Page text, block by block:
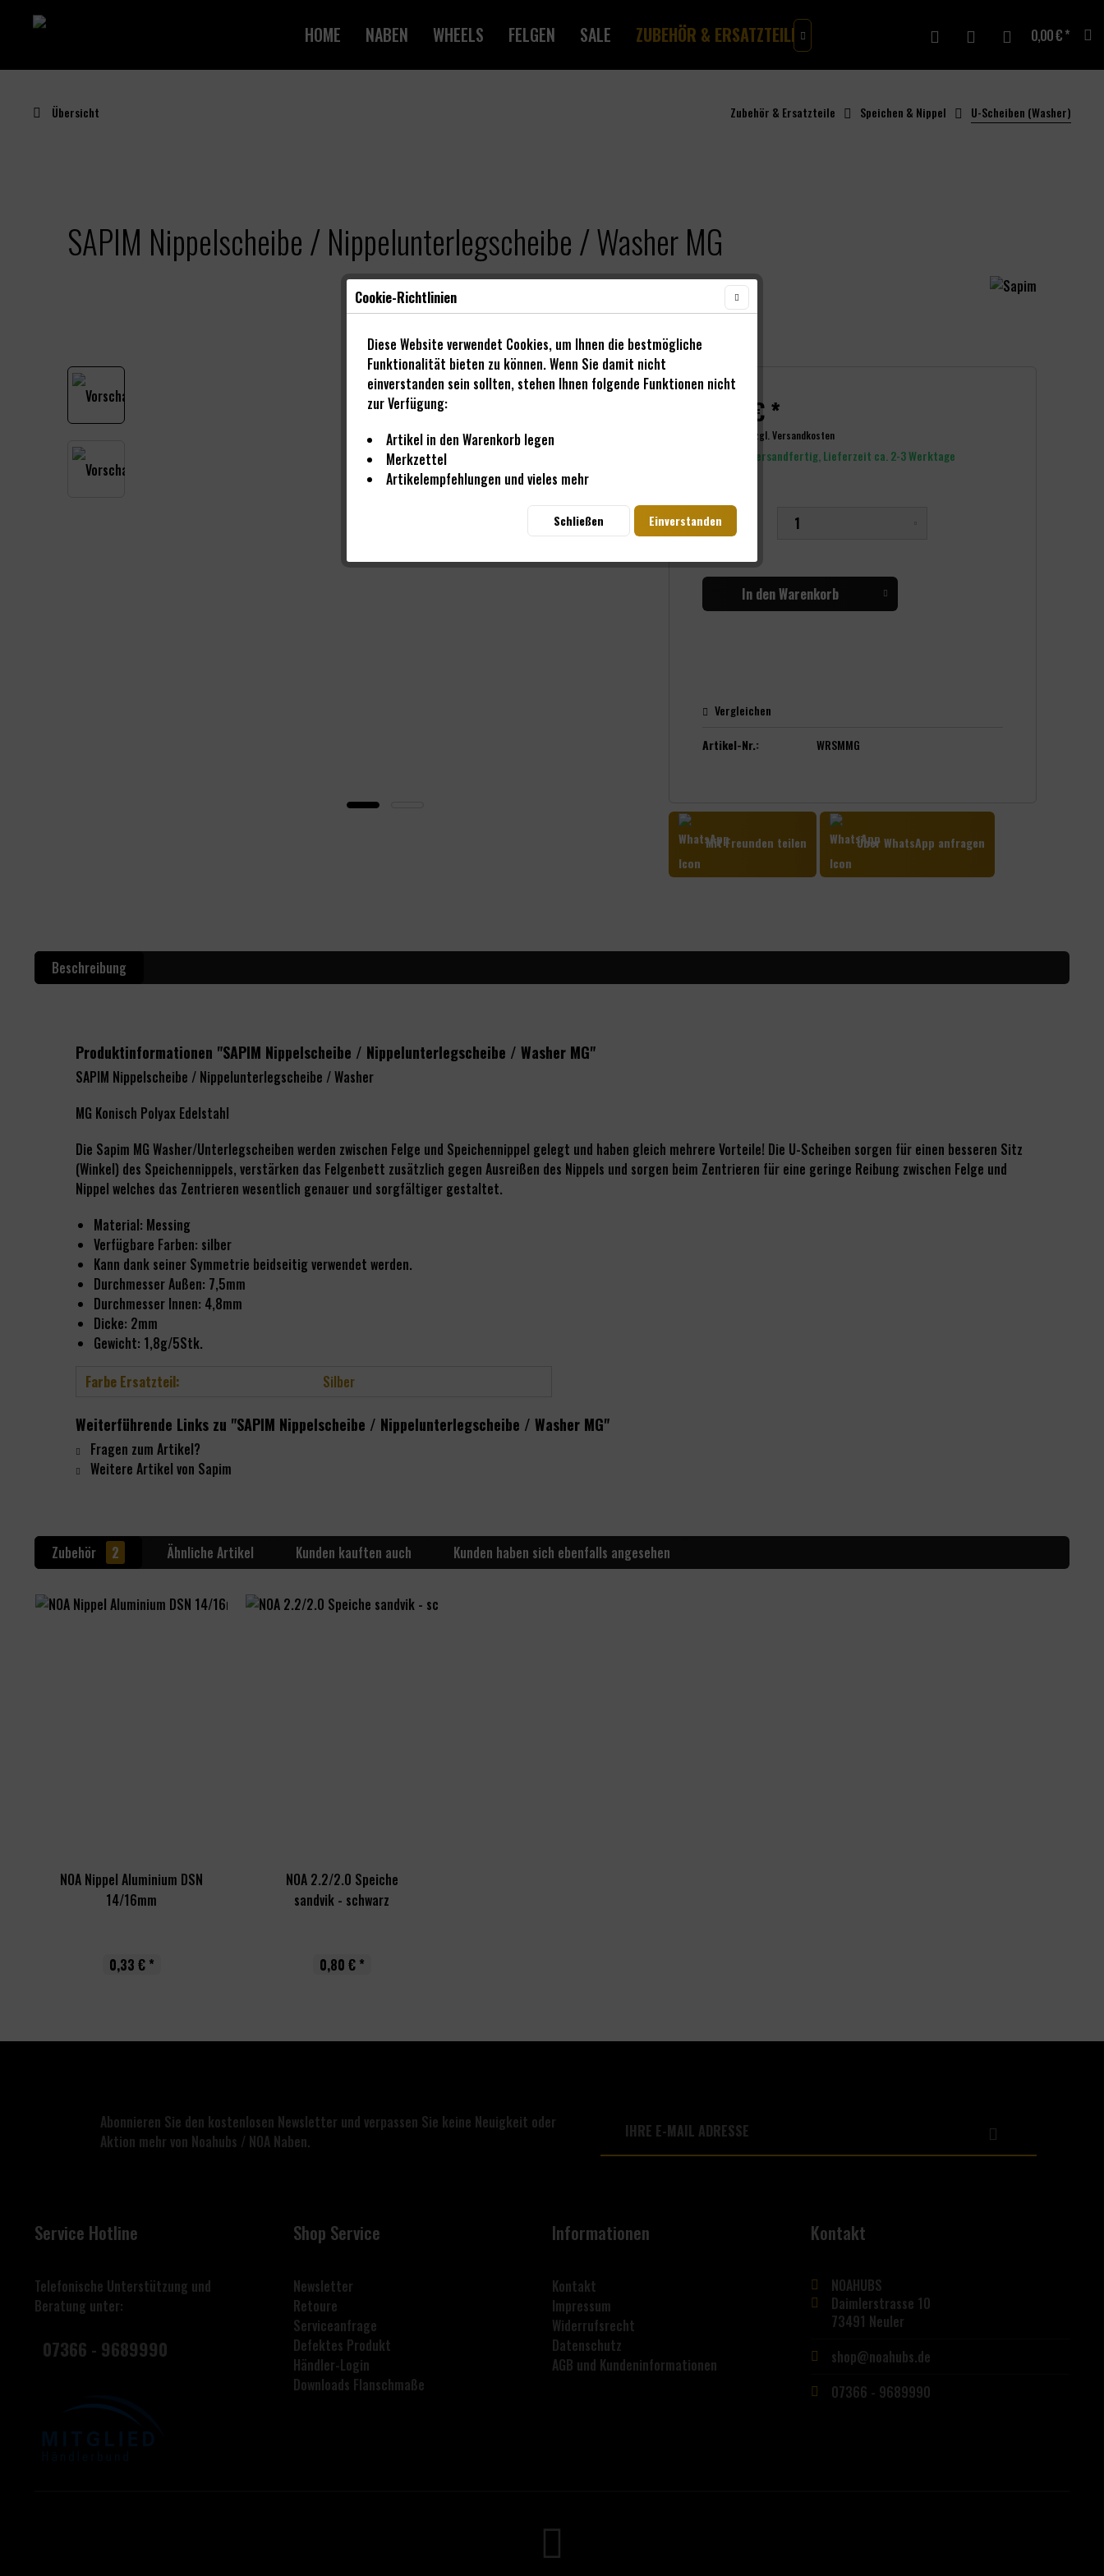
HOME NABEN WHEELS FELGEN SALE ZUBEHÖR & ERSATZTEILE GUTSCHEINE
 0,00 € *
Übersicht Zubehör & Ersatzteile Speichen & Nippel U-Scheiben (Washer)
SAPIM Nippelscheibe / Nippelunterlegscheibe / Washer MG
0,30 € *
zzgl. Versandkosten
Sofort versandfertig, Lieferzeit ca. 2-3 Werktage
In denWarenkorb
Vergleichen
Artikel-Nr.:
WRSMMG
Mit Freunden teilen Über WhatsApp anfragen
Beschreibung
Produktinformationen "SAPIM Nippelscheibe / Nippelunterlegscheibe / Washer MG"
SAPIM Nippelscheibe / Nippelunterlegscheibe / Washer
MG Konisch Polyax Edelstahl
Die Sapim MG Washer/Unterlegscheiben werden zwischen Felge und Speichennippel gelegt und haben gleich mehrere Vorteile! Die U-Scheiben sorgen für einen besseren Sitz
(Winkel) des Speichennippels, verstärken das Felgenbett zusätzlich gegen Ausreißen des Nippels und sorgen beim Zentrieren für eine geringe Reibung zwischen Felge und
Nippel welches das Zentrieren wesentlich genauer und sorgfältiger gestaltet.
Material: Messing
Verfügbare Farben: silber
Kann dank seiner Symmetrie beidseitig verwendet werden.
Durchmesser Außen: 7,5mm
Durchmesser Innen: 4,8mm
Dicke: 2mm
Gewicht: 1,8g/5Stk.
Farbe Ersatzteil:
Silber
Weiterführende Links zu "SAPIM Nippelscheibe / Nippelunterlegscheibe / Washer MG"
Fragen zum Artikel?
Weitere Artikel von Sapim
Zubehör 2 Ähnliche Artikel Kunden kauften auch Kunden haben sich ebenfalls angesehen
NOA Nippel Aluminium DSN
14/16mm
0,33 € *
NOA 2.2/2.0 Speiche
sandvik - schwarz
0,80 € *
Abonnieren Sie den kostenlosen Newsletter und verpassen Sie keine Neuigkeit oder
Aktion mehr von Noahubs / NOA Naben.
Service Hotline
Telefonische Unterstützung und
Beratung unter:
07366 - 9689990
Shop Service
Newsletter
Retoure
Serviceanfrage
Defektes Produkt
Händler-Login
Downloads Flanschmaße
Informationen
Kontakt
Impressum
Widerrufsrecht
Datenschutz
AGB und Kundeninformationen
Kontakt
NOAHUBS
Daimlerstrasse 10
73491 Neuler
shop@noahubs.de
07366 - 9689990
Cookie-Richtlinien
Diese Website verwendet Cookies, um Ihnen die bestmögliche
Funktionalität bieten zu können. Wenn Sie damit nicht
einverstanden sein sollten, stehen Ihnen folgende Funktionen nicht
zur Verfügung:
Artikel in den Warenkorb legen
Merkzettel
Artikelempfehlungen und vieles mehr
Einverstanden
Schließen